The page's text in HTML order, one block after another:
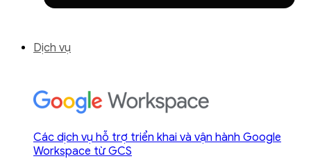
Dịch vụ
Các dịch vụ hỗ trợ triển khai và vận hành Google
Workspace từ GCS